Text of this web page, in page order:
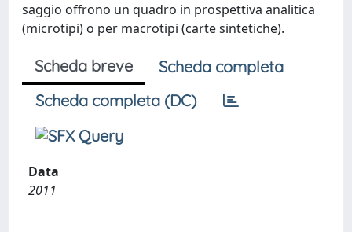
saggio offrono un quadro in prospettiva analitica
(microtipi) o per macrotipi (carte sintetiche).
Scheda breve
Scheda completa
Scheda completa (DC)
Data
2011